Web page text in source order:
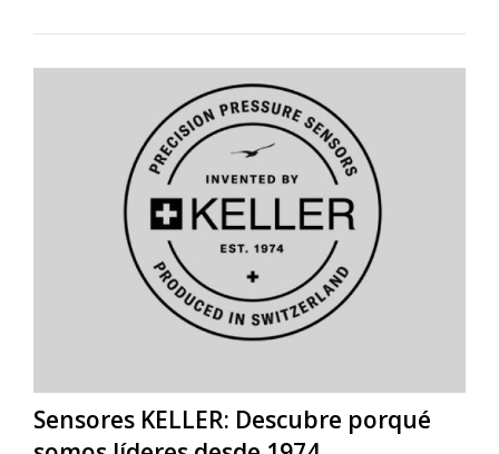
Sensores KELLER: Descubre porqué